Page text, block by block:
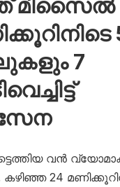
മിസൈൽ
7
വൻ
കഴിഞ്ഞ 24